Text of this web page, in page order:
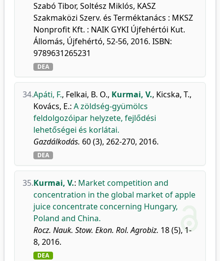
Szabó Tibor, Soltész Miklós, KASZ
Szakmaközi Szerv. és Terméktanács : MKSZ
Nonprofit Kft. : NAIK GYKI Újfehértói Kut.
Állomás, Újfehértó, 52-56, 2016. ISBN:
9789631265231
DEA
34.Apáti, F., Felkai, B. O., Kurmai, V., Kicska, T.,
Kovács, E.: A zöldség-gyümölcs
feldolgozóipar helyzete, fejlődési
lehetőségei és korlátai.
Gazdálkodás. 60 (3), 262-270, 2016.
DEA
35.Kurmai, V.: Market competition and
concentration in the global market of apple
juice concentrate concerning Hungary,
Poland and China.
Rocz. Nauk. Stow. Ekon. Rol. Agrobiz. 18 (5), 1-
8, 2016.
DEA